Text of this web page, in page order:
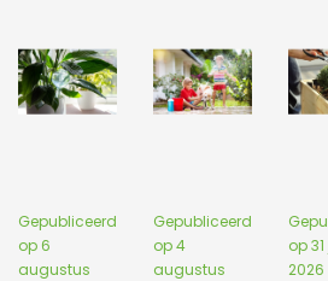
Gepubliceerd
op6
augustus
Gepubliceerd
op4
augustus
op
2026